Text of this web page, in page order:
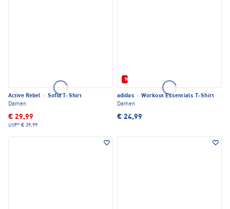
Active Rebel · Sofia T-Shirt
Damen
€ 29,99
UVP* € 39,99
Neu
adidas · Workout Essentials T-Shirt
Damen
€ 24,99